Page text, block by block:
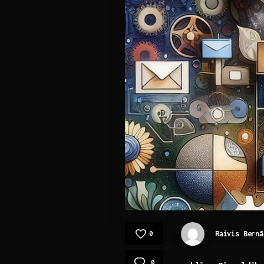
0
0
Raivis